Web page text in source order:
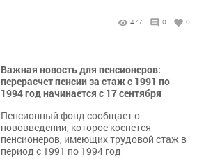
477 0 0
Важная новость для пенсионеров:
перерасчет пенсии за стаж с 1991 по
1994 год начинается с 17 сентября
Пенсионный фонд сообщает о
нововведении, которое коснется
пенсионеров, имеющих трудовой стаж в
период с 1991 по 1994 год